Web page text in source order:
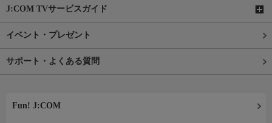
J:COM TVサービスガイド
イベント・プレゼント
サポート・よくある質問
Fun! J:COM